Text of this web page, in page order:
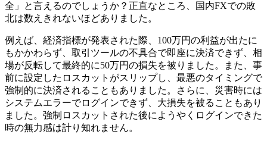
全」と言えるのでしょうか？正直なところ、国内FXでの敗
北は数えきれないほどありました。
例えば、経済指標が発表された際、100万円の利益が出たに
もかかわらず、取引ツールの不具合で即座に決済できず、相
場が反転して最終的に50万円の損失を被りました。また、事
前に設定したロスカットがスリップし、最悪のタイミングで
強制的に決済されることもありました。さらに、災害時には
システムエラーでログインできず、大損失を被ることもあり
ました。強制ロスカットされた後にようやくログインできた
時の無力感は計り知れません。